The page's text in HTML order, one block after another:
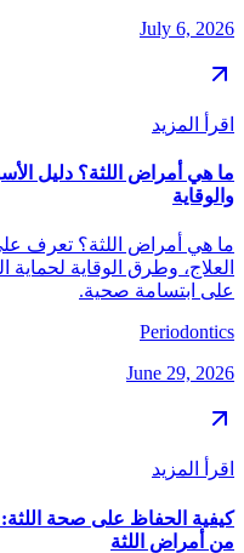
July 6, 2026
اقرأ المزيد
ما هي أمراض اللثة؟ دليل
والوقاية
ما هي أمراض اللثة؟ تعرف
العلاج، وطرق الوقاية لحماية
على ابتسامة صحية.
Periodontics
June 29, 2026
اقرأ المزيد
كيفية الحفاظ على صحة اللثة:
من أمراض اللثة